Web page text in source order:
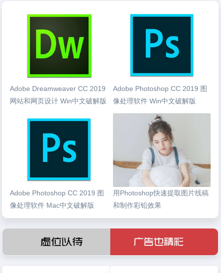
Adobe Dreamweaver CC 2019
网站和网页设计 Win中文破解版
Adobe Photoshop CC 2019 图
像处理软件 Win中文破解版
Adobe Photoshop CC 2019 图
像处理软件 Mac中文破解版
用Photoshop快速提取图片线稿
和制作彩铅效果